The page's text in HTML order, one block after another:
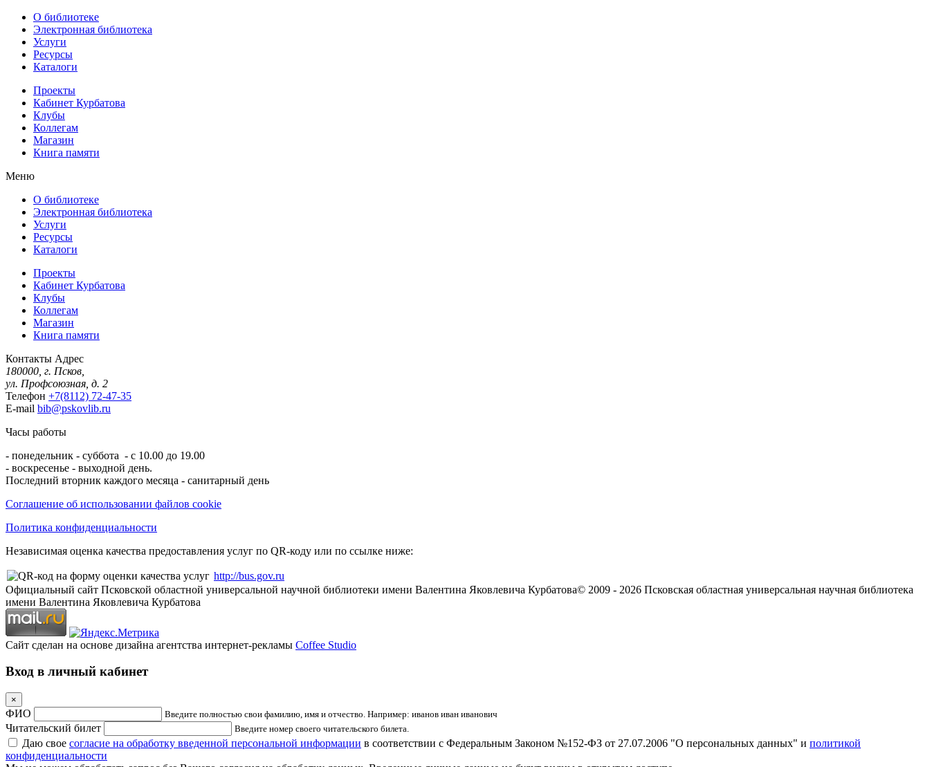
О библиотеке
Электронная библиотека
Услуги
Ресурсы
Каталоги
Проекты
Кабинет Курбатова
Клубы
Коллегам
Магазин
Книга памяти
Меню
О библиотеке
Электронная библиотека
Услуги
Ресурсы
Каталоги
Проекты
Кабинет Курбатова
Клубы
Коллегам
Магазин
Книга памяти
Контакты Адрес
180000, г. Псков,
ул. Профсоюзная, д. 2
Телефон +7(8112) 72-47-35
E-mail bib@pskovlib.ru
Часы работы
- понедельник - суббота - с 10.00 до 19.00
- воскресенье - выходной день.
Последний вторник каждого месяца - санитарный день
Соглашение об использовании файлов cookie
Политика конфиденциальности
Независимая оценка качества предоставления услуг по QR-коду или по ссылке ниже:
http://bus.gov.ru
Официальный сайт Псковской областной универсальной научной библиотеки имени Валентина Яковлевича Курбатова© 2009 - 2026 Псковская областная универсальная научная библиотека
имени Валентина Яковлевича Курбатова
Сайт сделан на основе дизайна агентства интернет-рекламы Coffee Studio
Вход в личный кабинет
×
ФИО Введите полностью свои фамилию, имя и отчество. Например: иванов иван иванович
Читательский билет Введите номер своего читательского билета.
Даю свое согласие на обработку введенной персональной информации в соответствии с Федеральным Законом №152-ФЗ от 27.07.2006 "О персональных данных" и политикой
конфиденциальности